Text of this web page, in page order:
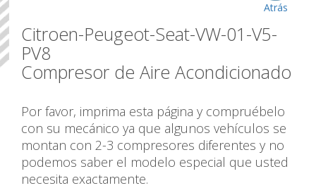
Atrás
Citroen-Peugeot-Seat-VW-01-V5-
PV8
Compresor de Aire Acondicionado
Por favor, imprima esta página y compruébelo
con su mecánico ya que algunos vehículos se
montan con 2-3 compresores diferentes y no
podemos saber el modelo especial que usted
necesita exactamente.